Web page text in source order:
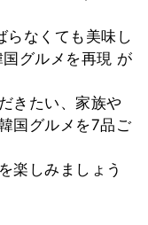
らなくても美味し
グルメを再現 が
きたい、家族や
国グルメを7品ご
楽しみましょう